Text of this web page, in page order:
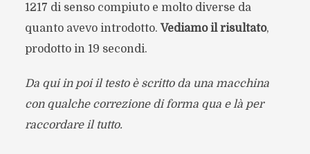
1217 di senso compiuto e molto diverse da
quanto avevo introdotto. Vediamo il risultato,
prodotto in 19 secondi.
Da qui in poi il testo è scritto da una macchina
con qualche correzione di forma qua e là per
raccordare il tutto.